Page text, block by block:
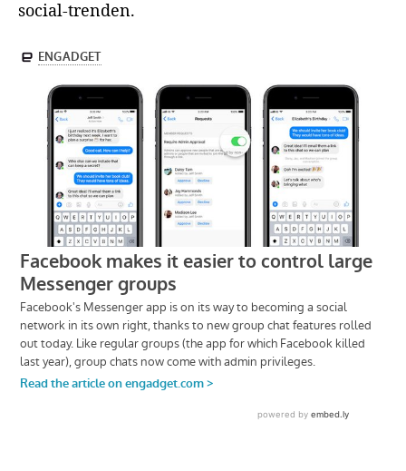
social-trenden.